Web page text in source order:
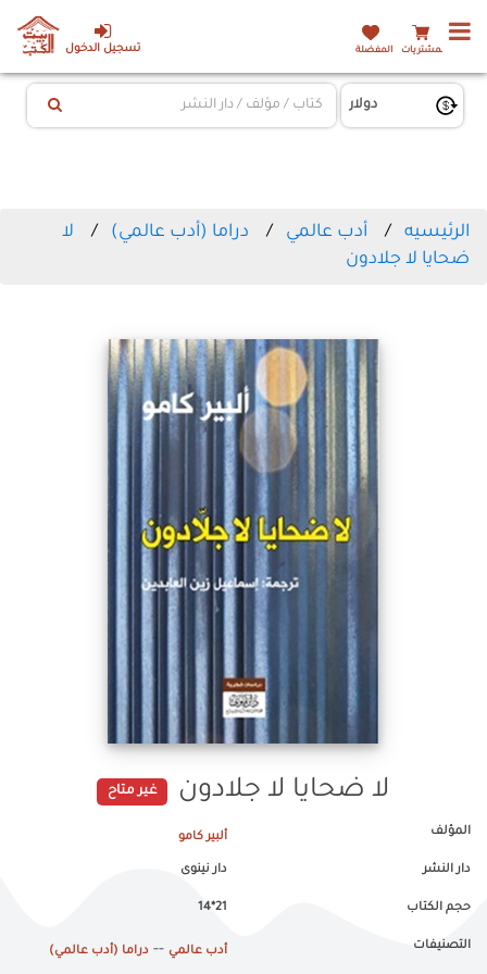
تسجيل الدخول المشتريات المفضلة
الرئيسيه أدب عالمي دراما (أدب عالمي)
لا
ضحايا لا جلادون
لا ضحايا لا جلادون غير متاح
المؤلف ألبير كامو
دار النشر دار نينوى
حجم الكتاب 21*14
التصنيفات أدب عالمي -- دراما (أدب عالمي)